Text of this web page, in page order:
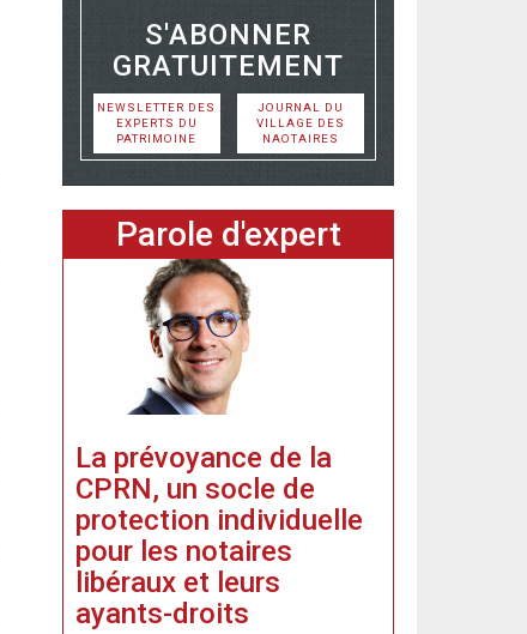
S'ABONNER
GRATUITEMENT
NEWSLETTER DES
EXPERTS DU
PATRIMOINE
JOURNAL DU
VILLAGE DES
NAOTAIRES
Parole d'expert
La prévoyance de la
CPRN, un socle de
protection individuelle
pour les notaires
libéraux et leurs
ayants-droits